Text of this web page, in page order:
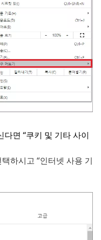
다면 “쿠키 및 기타 사이
하시고 “인터넷 사용 기